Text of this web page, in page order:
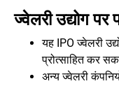
ज्वेलरी उद्योग पर
यह IPO ज्वेलरी
प्रोत्साहित कर
अन्य ज्वेलरी